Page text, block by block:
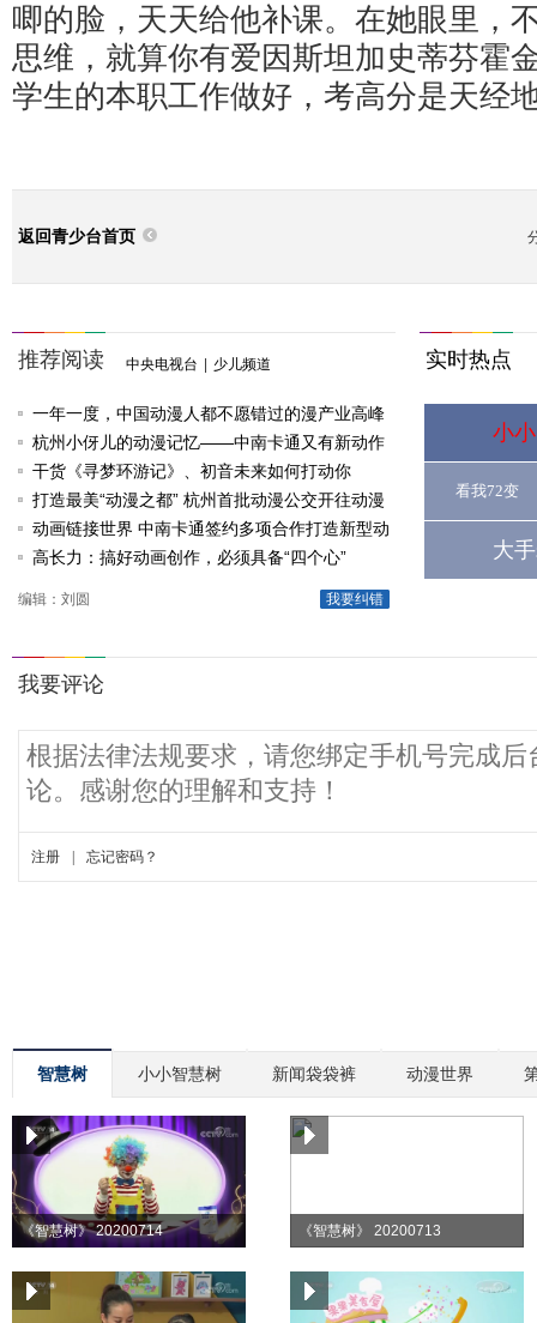
唧的脸，天天给他补课。在她眼里，
思维，就算你有爱因斯坦加史蒂芬霍
学生的本职工作做好，考高分是天经
返回青少台首页
推荐阅读 中央电视台 少儿频道
一年一度，中国动漫人都不愿错过的漫产业高峰
论坛
杭州小伢儿的动漫记忆——中南卡通又有新动作
啦
干货《寻梦环游记》、初音未来如何打动你
打造最美“动漫之都” 杭州首批动漫公交开往动漫
节
动画链接世界 中南卡通签约多项合作打造新型动
漫产业
高长力：搞好动画创作，必须具备“四个心”
我要纠错
编辑：刘圆
实时热点
小
看我72变
大
智慧树 小小智慧树 新闻袋袋裤 动漫世界
《智慧树》 20200714 《智慧树》 20200713